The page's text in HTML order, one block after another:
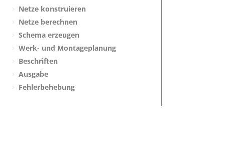
Netze konstruieren
Netze berechnen
Schema erzeugen
Werk- und Montageplanung
Beschriften
Ausgabe
Fehlerbehebung